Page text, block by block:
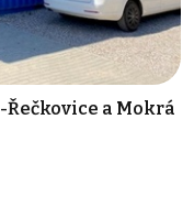
Řečkovice a Mokrá